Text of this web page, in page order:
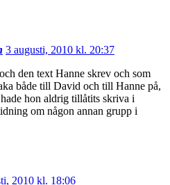
3 augusti, 2010 kl. 20:37
den text Hanne skrev och som
både till David och till Hanne på,
hon aldrig tillåtits skriva i
om någon annan grupp i
2010 kl. 18:06